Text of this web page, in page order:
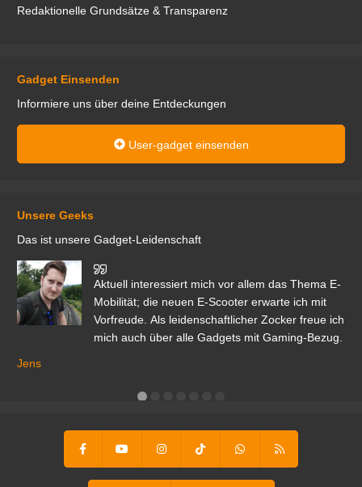
Redaktionelle Grundsätze & Transparenz
Gadget Einsenden
Informiere uns über deine Entdeckungen
User-gadget einsenden
Unsere Geeks
Das ist unsere Gadget-Leidenschaft
Aktuell interessiert mich vor allem das Thema E-
Mobilität; die neuen E-Scooter erwarte ich mit
Vorfreude. Als leidenschaftlicher Zocker freue ich
mich auch über alle Gadgets mit Gaming-Bezug.
Jens